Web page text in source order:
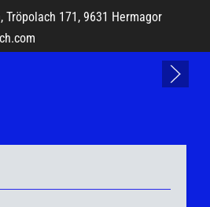
Tröpolach 171, 9631 Hermagor